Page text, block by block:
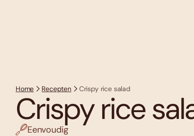
Home Recepten Crispy rice salad
Crispy rice
Eenvoudig